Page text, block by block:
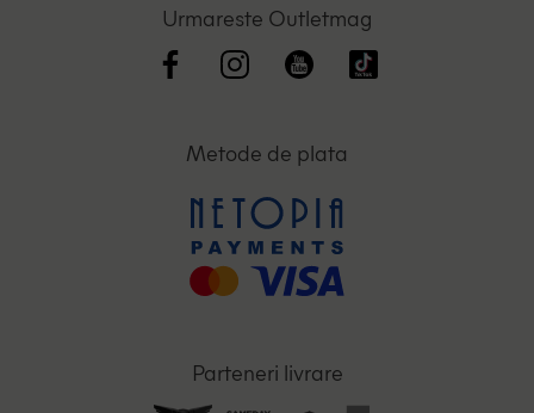
Urmareste Outletmag
Metode de plata
Parteneri livrare